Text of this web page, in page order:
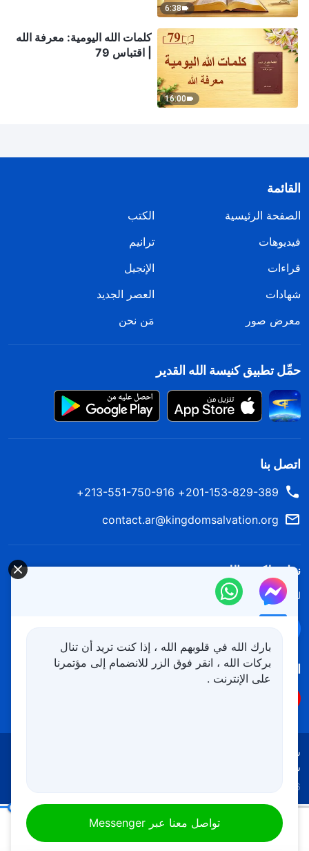
6:38
16:00
كلمات الله اليومية: معرفة الله
| اقتباس 79
القائمة
الصفحة الرئيسية
الكتب
فيديوهات
ترانيم
قراءات
الإنجيل
شهادات
العصر الجديد
معرض صور
مَن نحن
حمِّل تطبيق كنيسة الله القدير
اتصل بنا
201-153-829-389+ 213-551-750-916+
contact.ar@kingdomsalvation.org
نزل ملكوت الله.
لقد نزلت المملكة بالفعل إلى الأرض! هل تريد دخوله؟
اتبعنا
شروط الاستخدام
سياسة ملفات تعريف الارتباط
Copyright © 2026
بارك الله في قلوبهم الله ، إذا كنت تريد أن تنال
بركات الله ، انقر فوق الزر للانضمام إلى مؤتمرنا
على الإنترنت .
تواصل معنا عبر Messenger كلمات الله اليومية: الدخول إلى الحياة | اقتباس 487